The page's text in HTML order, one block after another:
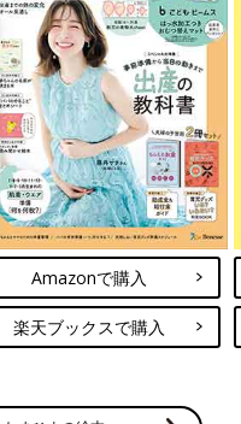
Amazonで購入
楽天ブックスで購入